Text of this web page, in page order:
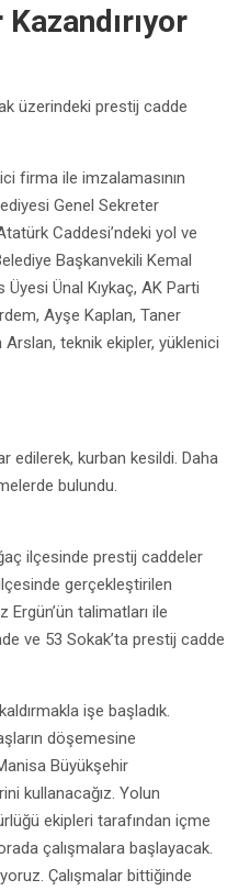
üzerindeki prestij cadde
firma ile imzalamasının
Genel Sekreter
Caddesi’ndeki yol ve
Başkanvekili Kemal
Ünal Kıykaç, AK Parti
Ayşe Kaplan, Taner
Arslan, teknik ekipler, yüklenici
edilerek, kurban kesildi. Daha
bulundu.
ilçesinde prestij caddeler
gerçekleştirilen
Ergün’ün talimatları ile
ve 53 Sokak’ta prestij cadde
işe başladık.
döşemesine
Büyükşehir
kullanacağız. Yolun
ekipleri tarafından içme
çalışmalara başlayacak.
Çalışmalar bittiğinde